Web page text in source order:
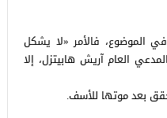
الموضوع، فالأمر «لا يشكل
العام آريش هابيتزل، إلا
بعد موتها للأسف.